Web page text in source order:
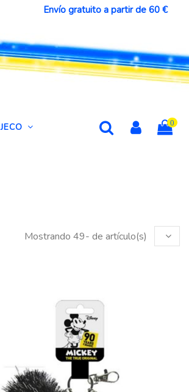
Envío gratuito a partir de 60 €
0
Mostrando 49- de artículo(s)